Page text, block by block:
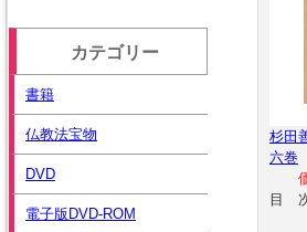
杉田
六巻
カテゴリー
書籍
仏教法宝物
DVD
電子版DVD-ROM